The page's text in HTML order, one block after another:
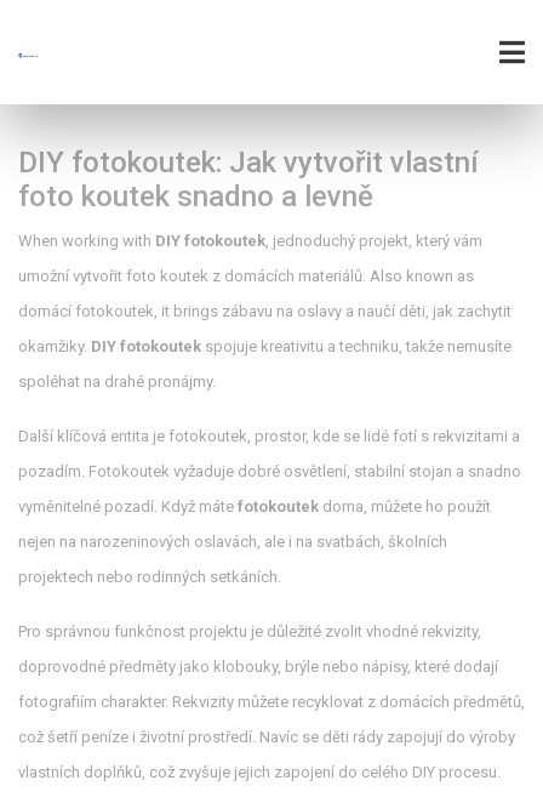
DIY fotokoutek: Jak vytvořit vlastní
foto koutek snadno a levně
When working with DIY fotokoutek, jednoduchý projekt, který vám
umožní vytvořit foto koutek z domácích materiálů. Also known as
domácí fotokoutek, it brings zábavu na oslavy a naučí děti, jak zachytit
okamžiky. DIY fotokoutek spojuje kreativitu a techniku, takže nemusíte
spoléhat na drahé pronájmy.
Další klíčová entita je fotokoutek, prostor, kde se lidé fotí s rekvizitami a
pozadím. Fotokoutek vyžaduje dobré osvětlení, stabilní stojan a snadno
vyměnitelné pozadí. Když máte fotokoutek doma, můžete ho použít
nejen na narozeninových oslavách, ale i na svatbách, školních
projektech nebo rodinných setkáních.
Pro správnou funkčnost projektu je důležité zvolit vhodné rekvizity,
doprovodné předměty jako klobouky, brýle nebo nápisy, které dodají
fotografiím charakter. Rekvizity můžete recyklovat z domácích předmětů,
což šetří peníze i životní prostředí. Navíc se děti rády zapojují do výroby
vlastních doplňků, což zvyšuje jejich zapojení do celého DIY procesu.